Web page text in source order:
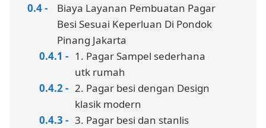
Biaya Layanan Pembuatan Pagar
Besi Sesuai Keperluan Di Pondok
Pinang Jakarta
1. Pagar Sampel sederhana
utk rumah
2. Pagar besi dengan Design
klasik modern
3. Pagar besi dan stanlis